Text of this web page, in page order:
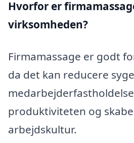
Hvorfor er
virksomheden?
Firmamassage er godt
da det kan reducere
produktiviteten og
arbejdskultur.